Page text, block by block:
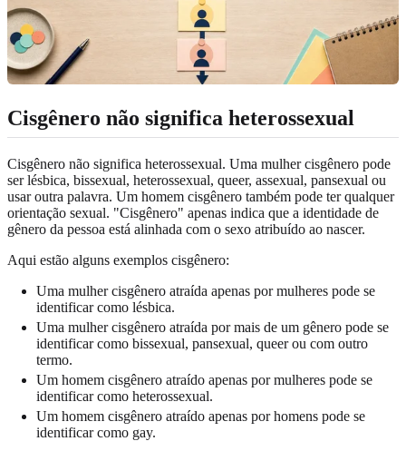
Cisgênero não significa heterossexual
Cisgênero não significa heterossexual. Uma mulher cisgênero pode
ser lésbica, bissexual, heterossexual, queer, assexual, pansexual ou
usar outra palavra. Um homem cisgênero também pode ter qualquer
orientação sexual. "Cisgênero" apenas indica que a identidade de
gênero da pessoa está alinhada com o sexo atribuído ao nascer.
Aqui estão alguns exemplos cisgênero:
Uma mulher cisgênero atraída apenas por mulheres pode se
identificar como lésbica.
Uma mulher cisgênero atraída por mais de um gênero pode se
identificar como bissexual, pansexual, queer ou com outro
termo.
Um homem cisgênero atraído apenas por mulheres pode se
identificar como heterossexual.
Um homem cisgênero atraído apenas por homens pode se
identificar como gay.